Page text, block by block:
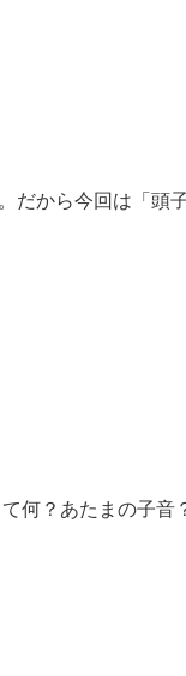
から今回は「頭
何？あたまの子音